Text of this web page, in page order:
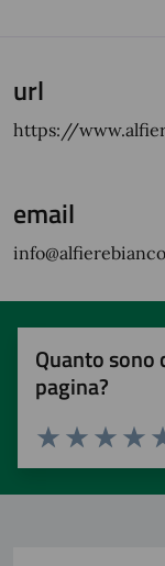
url
https://
email
Quanto sono
pagina?
Valuta 3
Valuta 2
Valuta 1 stelle